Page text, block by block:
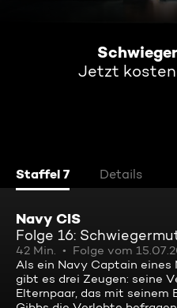
Jetzt
Staffel 7 Details
Navy CIS
Folge 16:
42 Min. Folge vom
Als ein Navy Captain eines
gibt es drei Zeugen: seine
Elternpaar, das mit seinem